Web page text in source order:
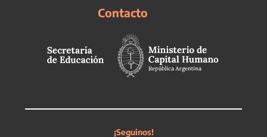
Contacto
¡Seguinos!